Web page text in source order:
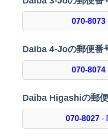
070-8073
Daiba 4-Joの郵便番
070-8074
Daiba Higashiの郵
070-8027 -